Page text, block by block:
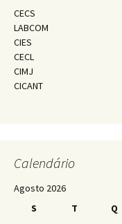
CECS
LABCOM
CIES
CECL
CIMJ
CICANT
Calendário
Agosto 2026
S
T Q